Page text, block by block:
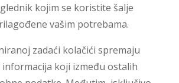
kojim se koristite šalje
vašim potrebama.
zadaći kolačići spremaju
koji između ostalih